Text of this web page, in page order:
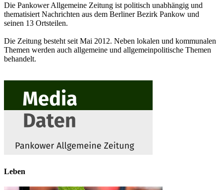
Die Pankower Allgemeine Zeitung ist politisch unabhängig und
thematisiert Nachrichten aus dem Berliner Bezirk Pankow und
seinen 13 Ortsteilen.
Die Zeitung besteht seit Mai 2012. Neben lokalen und kommunalen
Themen werden auch allgemeine und allgemeinpolitische Themen
behandelt.
Leben